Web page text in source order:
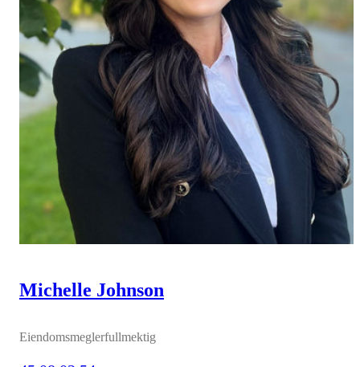
Michelle Johnson
Eiendomsmeglerfullmektig